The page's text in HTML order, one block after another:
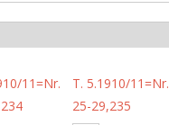
11=Nr.
T. 5.1910/11=Nr.
25-29,235